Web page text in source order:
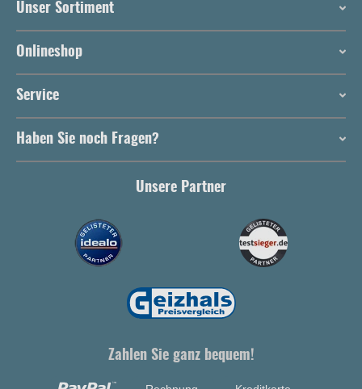
Unser Sortiment
Onlineshop
Service
Haben Sie noch Fragen?
Unsere Partner
Zahlen Sie ganz bequem!